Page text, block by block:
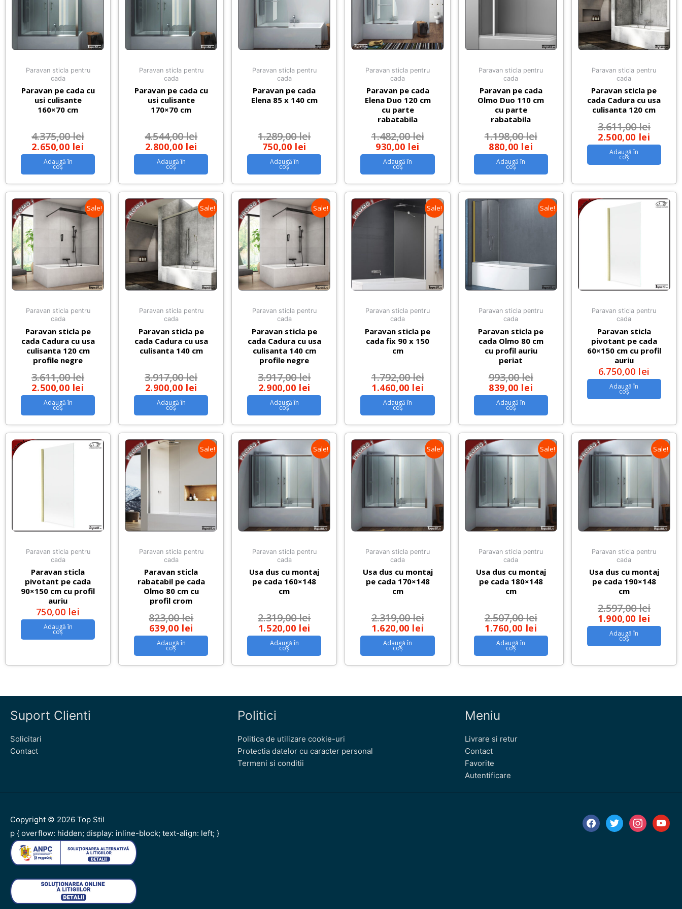
Paravan sticla pentru
cada
Paravan pe cada cu
usi culisante
160×70 cm
4.375,00lei
2.650,00 lei
Adaugă în
coș
Paravan sticla pentru
cada
Paravan pe cada cu
usi culisante
170×70 cm
4.544,00lei
2.800,00 lei
Adaugă în
coș
Paravan sticla pentru
cada
Paravan pe cada
Elena 85 x 140 cm
1.289,00lei
750,00 lei
Adaugă în
coș
Paravan sticla pentru
cada
Paravan pe cada
Elena Duo 120 cm
cu parte
rabatabila
1.482,00lei
930,00 lei
Adaugă în
coș
Paravan sticla pentru
cada
Paravan pe cada
Olmo Duo 110 cm
cu parte
rabatabila
1.198,00lei
880,00 lei
Adaugă în
coș
Paravan sticla pentru
cada
Paravan sticla pe
cada Cadura cu usa
culisanta 120 cm
3.611,00lei
2.500,00 lei
Adaugă în
coș
Sale!
Paravan sticla pentru
cada
Paravan sticla pe
cada Cadura cu usa
culisanta 120 cm
profile negre
3.611,00lei
2.500,00 lei
Adaugă în
coș
Sale!
Paravan sticla pentru
cada
Paravan sticla pe
cada Cadura cu usa
culisanta 140 cm
3.917,00lei
2.900,00 lei
Adaugă în
coș
Sale!
Paravan sticla pentru
cada
Paravan sticla pe
cada Cadura cu usa
culisanta 140 cm
profile negre
3.917,00lei
2.900,00 lei
Adaugă în
coș
Sale!
Paravan sticla pentru
cada
Paravan sticla pe
cada fix 90 x 150
cm
1.792,00lei
1.460,00 lei
Adaugă în
coș
Sale!
Paravan sticla pentru
cada
Paravan sticla pe
cada Olmo 80 cm
cu profil auriu
periat
993,00lei
839,00 lei
Adaugă în
coș
Paravan sticla pentru
cada
Paravan sticla
pivotant pe cada
60×150 cm cu profil
auriu
6.750,00 lei
Adaugă în
coș
Paravan sticla pentru
cada
Paravan sticla
pivotant pe cada
90×150 cm cu profil
auriu
750,00 lei
Adaugă în
coș
Sale!
Paravan sticla pentru
cada
Paravan sticla
rabatabil pe cada
Olmo 80 cm cu
profil crom
823,00lei
639,00 lei
Adaugă în
coș
Sale!
Paravan sticla pentru
cada
Usa dus cu montaj
pe cada 160×148
cm
2.319,00lei
1.520,00 lei
Adaugă în
coș
Sale!
Paravan sticla pentru
cada
Usa dus cu montaj
pe cada 170×148
cm
2.319,00lei
1.620,00 lei
Adaugă în
coș
Sale!
Paravan sticla pentru
cada
Usa dus cu montaj
pe cada 180×148
cm
2.507,00lei
1.760,00 lei
Adaugă în
coș
Sale!
Paravan sticla pentru
cada
Usa dus cu montaj
pe cada 190×148
cm
2.597,00lei
1.900,00 lei
Adaugă în
coș
Suport Clienti
Solicitari
Contact
Politici
Politica de utilizare cookie-uri
Protectia datelor cu caracter personal
Termeni si conditii
Meniu
Livrare si retur
Contact
Favorite
Autentificare
Copyright © 2026 Top Stil
p { overflow: hidden; display: inline-block; text-align: left; }
facebooktwitter instagramyoutube